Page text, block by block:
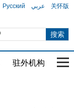
Русский عربي 关怀版
驻外机构 国